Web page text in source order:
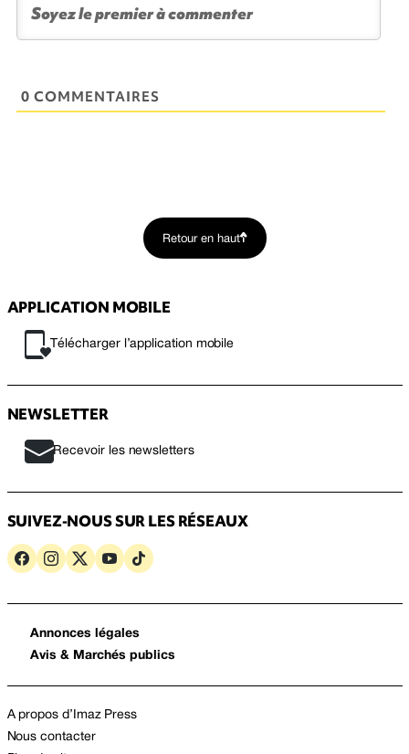
0 COMMENTAIRES
Retour en haut
APPLICATION MOBILE
Télécharger l’application mobile
NEWSLETTER
Recevoir les newsletters
SUIVEZ-NOUS SUR LES RÉSEAUX
Annonces légales
Avis & Marchés publics
A propos d’Imaz Press
Nous contacter